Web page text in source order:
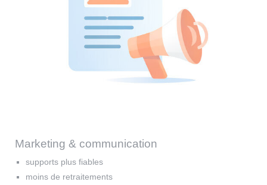
Marketing & communication
supports plus fiables
moins de retraitements